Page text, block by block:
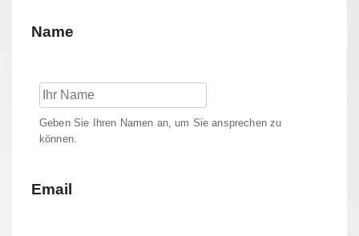
Name
Geben Sie Ihren Namen an, um Sie ansprechen zu
können.
Email